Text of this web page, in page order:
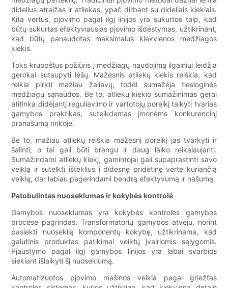
didelius atraižas ir atliekas, ypač dirbant su dideliais kiekiais.
Kita vertus, pjovimo pagal ilgį linijos yra sukurtos taip, kad
būtų sukurtas efektyviausias pjovimo išdėstymas, užtikrinant,
kad būtų panaudotas maksimalus kiekvienos medžiagos
kiekis.
Toks kruopštus požiūris į medžiagų naudojimą ilgainiui leidžia
gerokai sutaupyti lėšų. Mažesnis atliekų kiekis reiškia, kad
reikia pirkti mažiau žaliavų, todėl sumažėja tiesioginės
medžiagų sąnaudos. Be to, atliekų kiekio sumažinimas gerai
atitinka didėjantį reguliavimo ir vartotojų poreikį taikyti tvarias
gamybos praktikas, suteikdamas įmonėms konkurencinį
pranašumą rinkoje.
Be to, mažiau atliekų reiškia mažesnį poreikį jas tvarkyti ir
šalinti, o tai gali būti brangu ir daug laiko reikalaujanti.
Sumažindami atliekų kiekį, gamintojai gali supaprastinti savo
veiklą ir sutelkti išteklius į didesnę pridėtinę vertę kuriančią
veiklą, dar labiau pagerindami bendrą efektyvumą ir našumą.
Patobulintas nuoseklumas ir kokybės kontrolė
Gamybos nuoseklumas yra kokybės kontrolės gamybos
procese pagrindas. Transformatorių gamybos atveju, norint
pasiekti nuoseklią komponentų kokybę, užtikrinama, kad
galutinis produktas patikimai veiktų įvairiomis sąlygomis.
Pjaustymo pagal ilgį gamybos linijos yra labai svarbios
siekiant išlaikyti šį nuoseklumą.
Automatizuotos pjovimo mašinos veikia pagal griežtas